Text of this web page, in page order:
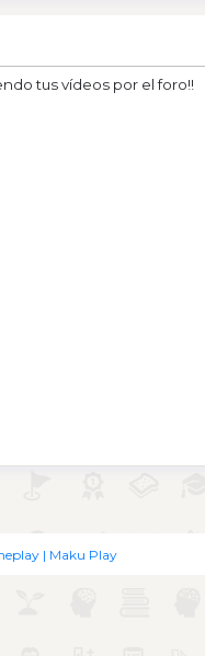
tus vídeos por el foro!!
| Maku Play